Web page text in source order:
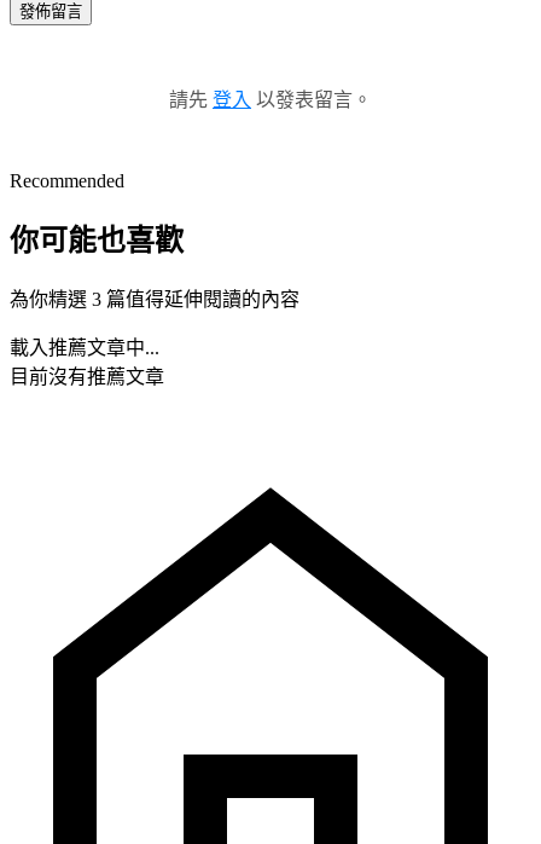
發佈留言
請先 登入 以發表留言。
Recommended
你可能也喜歡
為你精選 3 篇值得延伸閱讀的內容
載入推薦文章中...
目前沒有推薦文章